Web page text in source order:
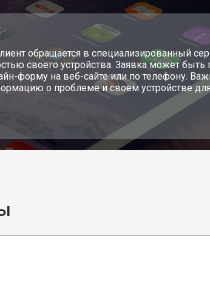
обращается в специализированный
своего устройства. Заявка может
форму на веб-сайте или по телефону.
о проблеме и своем устройстве для